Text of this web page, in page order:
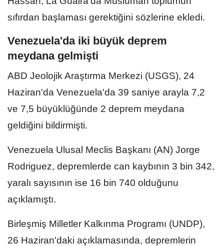
sıfırdan başlaması gerektiğini sözlerine ekledi.
Venezuela'da iki büyük deprem
meydana gelmişti
ABD Jeolojik Araştırma Merkezi (USGS), 24
Haziran'da Venezuela'da 39 saniye arayla 7,2
ve 7,5 büyüklüğünde 2 deprem meydana
geldiğini bildirmişti.
Venezuela Ulusal Meclis Başkanı (AN) Jorge
Rodriguez, depremlerde can kaybının 3 bin 342,
yaralı sayısının ise 16 bin 740 olduğunu
açıklamıştı.
Birleşmiş Milletler Kalkınma Programı (UNDP),
26 Haziran'daki açıklamasında, depremlerin